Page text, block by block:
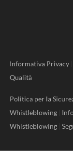
Informativa Privacy
Qualità
Politica per la
Whistleblowing
Whistleblowing